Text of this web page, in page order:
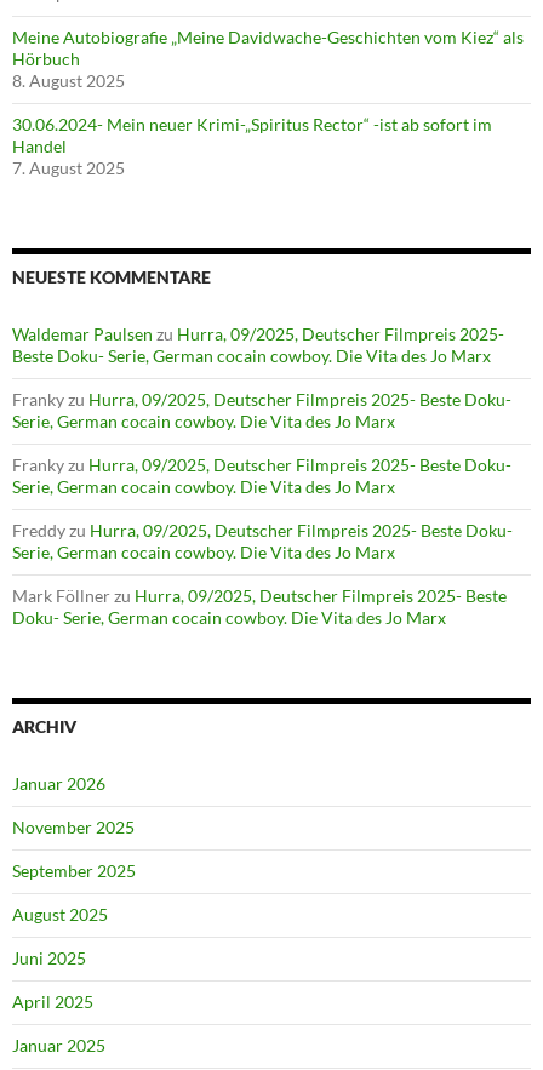
Meine Autobiografie „Meine Davidwache-Geschichten vom Kiez“ als
Hörbuch
8. August 2025
30.06.2024- Mein neuer Krimi-„Spiritus Rector“ -ist ab sofort im
Handel
7. August 2025
NEUESTE KOMMENTARE
Waldemar Paulsen zu Hurra, 09/2025, Deutscher Filmpreis 2025-
Beste Doku- Serie, German cocain cowboy. Die Vita des Jo Marx
Frankyzu Hurra, 09/2025, Deutscher Filmpreis 2025- Beste Doku-
Serie, German cocain cowboy. Die Vita des Jo Marx
Frankyzu Hurra, 09/2025, Deutscher Filmpreis 2025- Beste Doku-
Serie, German cocain cowboy. Die Vita des Jo Marx
Freddyzu Hurra, 09/2025, Deutscher Filmpreis 2025- Beste Doku-
Serie, German cocain cowboy. Die Vita des Jo Marx
Mark Föllnerzu Hurra, 09/2025, Deutscher Filmpreis 2025- Beste
Doku- Serie, German cocain cowboy. Die Vita des Jo Marx
ARCHIV
Januar 2026
November 2025
September 2025
August 2025
Juni 2025
April 2025
Januar 2025